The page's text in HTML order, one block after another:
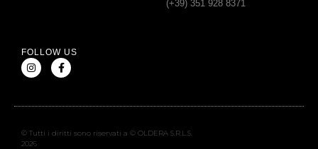
(+39) 351 928 8371
FOLLOW US
© Tutti i diritti sono riservati a © OLDERA S.R.L.S.
2026